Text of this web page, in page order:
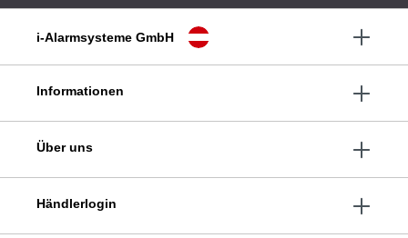
i-Alarmsysteme GmbH
Informationen
Über uns
Händlerlogin